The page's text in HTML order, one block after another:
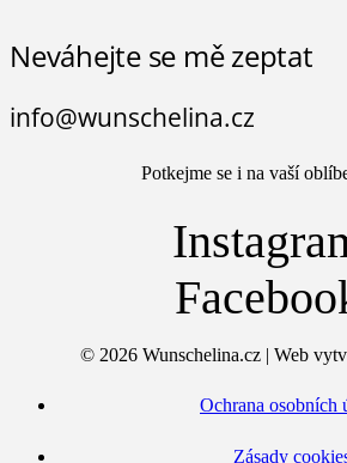
Neváhejte se mě zeptat
info@wunschelina.cz
Potkejme se i na vaší
© 2026 Wunschelina.cz | Web
Ochrana osobních
Zásady